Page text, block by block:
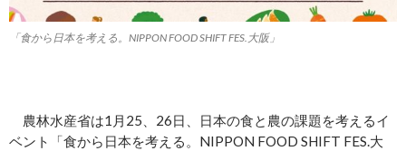
「食から日本を考える。NIPPON FOOD SHIFT FES.大阪」
農林水産省は1月25、26日、日本の食と農の課題を考えるイ
ベント「食から日本を考える。NIPPON FOOD SHIFT FES.大